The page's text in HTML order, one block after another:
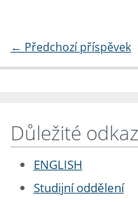
← Předchozí příspěvek
Důležité
ENGLISH
Studijní oddělení